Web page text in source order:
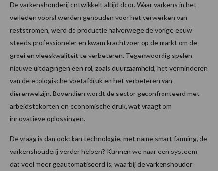
De varkenshouderij ontwikkelt altijd door. Waar varkens in het
verleden vooral werden gehouden voor het verwerken van
reststromen, werd de productie halverwege de vorige eeuw
steeds professioneler en kwam krachtvoer op de markt om de
groei en vleeskwaliteit te verbeteren. Tegenwoordig spelen
nieuwe uitdagingen een rol, zoals duurzaamheid, het verminderen
van de ecologische voetafdruk en het verbeteren van
dierenwelzijn. Bovendien wordt de sector geconfronteerd met
arbeidstekorten en economische druk, wat vraagt om
innovatieve oplossingen.
De vraag is dan ook: kan technologie, met name smart farming, de
varkenshouderij verder helpen? Kunnen we naar een systeem
dat veel meer geautomatiseerd is, waarbij de varkenshouder